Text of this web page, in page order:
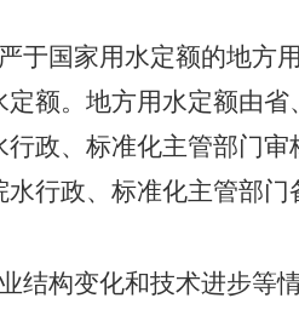
于国家用水定额的地方用
额。地方用水定额由省、
政、标准化主管部门审
行政、标准化主管部门
结构变化和技术进步等